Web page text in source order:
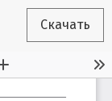
Скачать